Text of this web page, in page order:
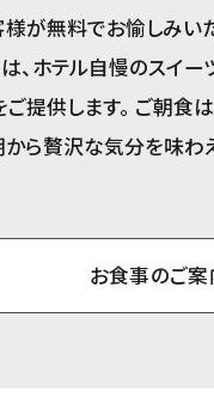
が無料でお愉しみい
、ホテル自慢のスイー
提供します。 ご朝食
ら贅沢な気分を味わ
お食事のご案